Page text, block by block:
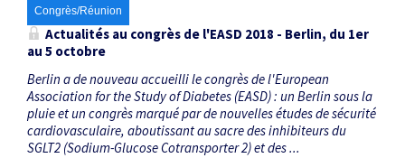
Congrès/Réunion
Actualités au congrès de l'EASD 2018 - Berlin, du 1er
au 5 octobre
Berlin a de nouveau accueilli le congrès de l'European
Association for the Study of Diabetes (EASD) : un Berlin sous la
pluie et un congrès marqué par de nouvelles études de sécurité
cardiovasculaire, aboutissant au sacre des inhibiteurs du
SGLT2 (Sodium-Glucose Cotransporter 2) et des ...